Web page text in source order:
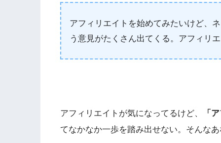
アフィリエイトを始めてみたいけど、
う意見がたくさん出てくる。アフィリ
アフィリエイトが気になってるけど、
「
てなかなか一歩を踏み出せない。そんな